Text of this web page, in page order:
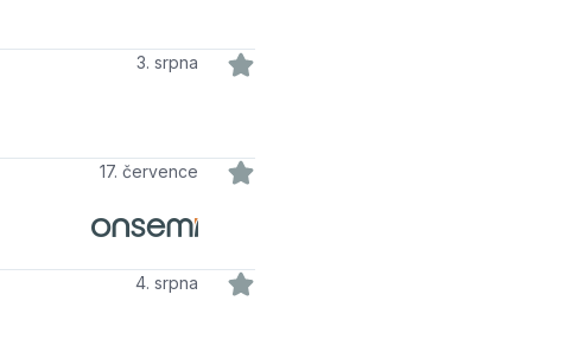
3. srpna
17. července
4. srpna